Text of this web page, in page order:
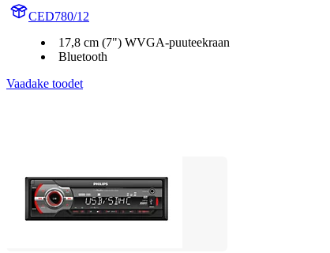
CED780/12
17,8 cm (7") WVGA-puuteekraan
Bluetooth
Vaadake toodet